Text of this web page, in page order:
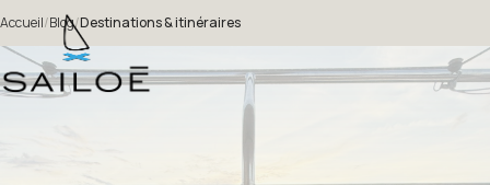
Accueil/Blog/Destinations & itinéraires